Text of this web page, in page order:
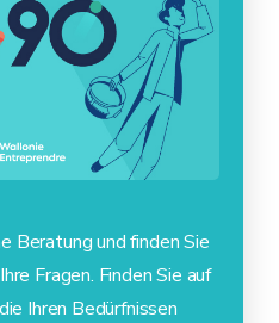
Beratung und finden Sie
Fragen. Finden Sie auf
Ihren Bedürfnissen